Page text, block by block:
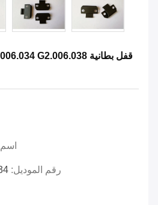
اسم
رقم الموديل: